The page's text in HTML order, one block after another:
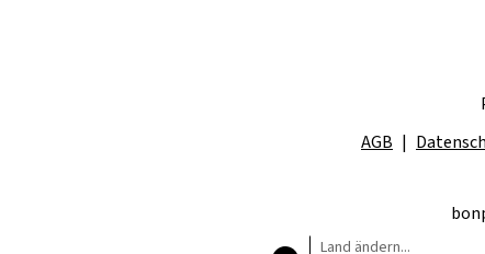
AGB
Land ändern...